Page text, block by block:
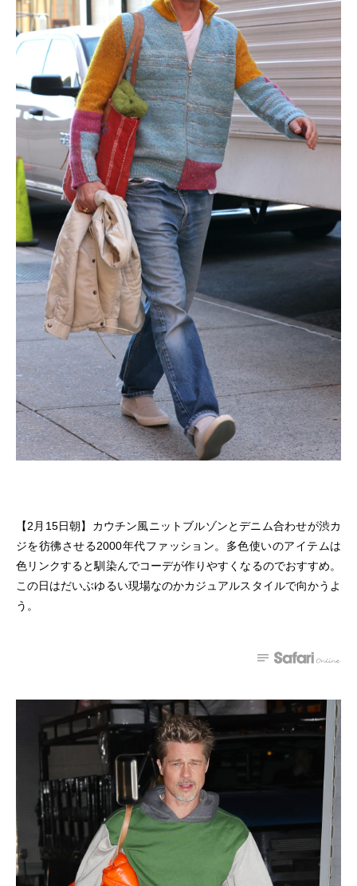
【2月15日朝】カウチン風ニットブルゾンとデニム合わせが渋カ
ジを彷彿させる2000年代ファッション。多色使いのアイテムは
色リンクすると馴染んでコーデが作りやすくなるのでおすすめ。
この日はだいぶゆるい現場なのかカジュアルスタイルで向かうよ
う。